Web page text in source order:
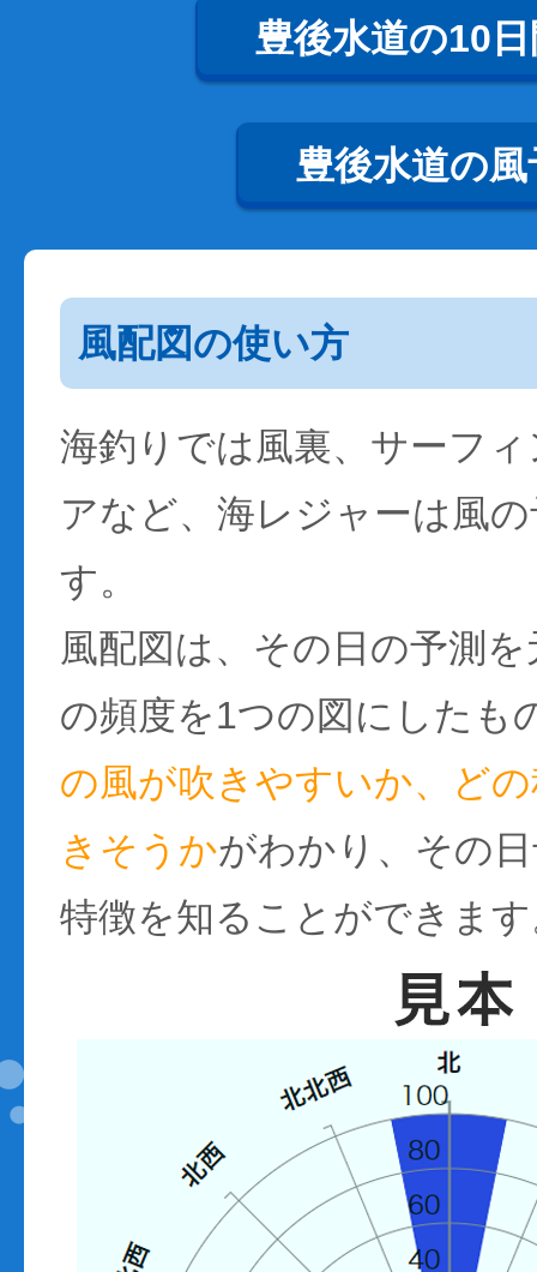
豊後水道の10
豊後水道の風
風配図の使い方
海釣りでは風裏、サーフ
アなど、海レジャーは風
す。
風配図は、その日の予測
の頻度を1つの図にしたも
の風が吹きやすいか、ど
きそうかがわかり、その
特徴を知ることができま